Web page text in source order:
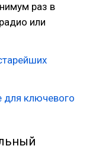
раз в
или
для ключевого